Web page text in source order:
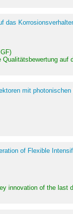
das
mit
of Flexible
innovation of the